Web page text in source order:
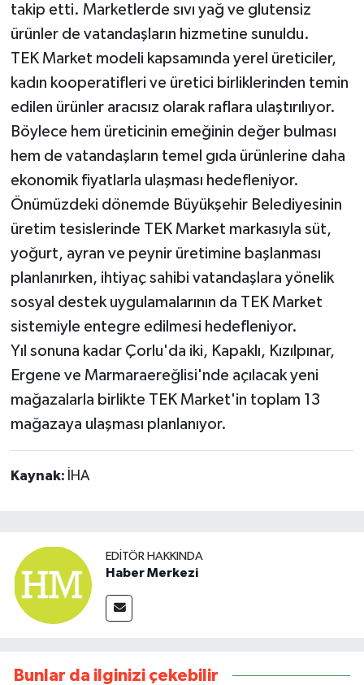
takip etti. Marketlerde sıvı yağ ve glutensiz
ürünler de vatandaşların hizmetine sunuldu.
TEK Market modeli kapsamında yerel üreticiler,
kadın kooperatifleri ve üretici birliklerinden temin
edilen ürünler aracısız olarak raflara ulaştırılıyor.
Böylece hem üreticinin emeğinin değer bulması
hem de vatandaşların temel gıda ürünlerine daha
ekonomik fiyatlarla ulaşması hedefleniyor.
Önümüzdeki dönemde Büyükşehir Belediyesinin
üretim tesislerinde TEK Market markasıyla süt,
yoğurt, ayran ve peynir üretimine başlanması
planlanırken, ihtiyaç sahibi vatandaşlara yönelik
sosyal destek uygulamalarının da TEK Market
sistemiyle entegre edilmesi hedefleniyor.
Yıl sonuna kadar Çorlu'da iki, Kapaklı, Kızılpınar,
Ergene ve Marmaraereğlisi'nde açılacak yeni
mağazalarla birlikte TEK Market'in toplam 13
mağazaya ulaşması planlanıyor.
Kaynak: İHA
EDITÖR HAKKINDA
Haber Merkezi
Bunlar da ilginizi çekebilir